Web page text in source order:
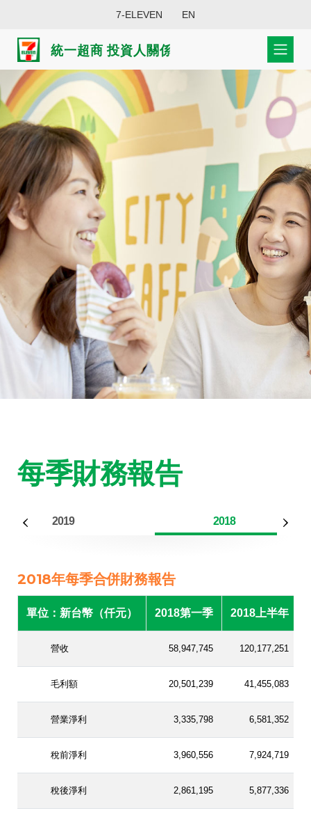
7-ELEVEN EN
每季財務報告
2019 2018
2018年每季合併財務報告
單位：新台幣（仟元） 2018第一季 2018上半年
營收 58,947,745 120,177,251
毛利額 20,501,239 41,455,083
營業淨利 3,335,798 6,581,352
稅前淨利 3,960,556 7,924,719
稅後淨利 2,861,195 5,877,336